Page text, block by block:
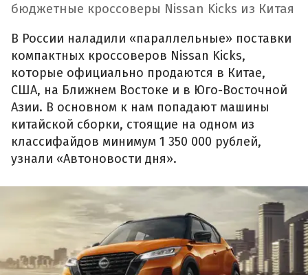
бюджетные кроссоверы Nissan Kicks из Китая
В России наладили «параллельные» поставки
компактных кроссоверов Nissan Kicks,
которые официально продаются в Китае,
США, на Ближнем Востоке и в Юго-Восточной
Азии. В основном к нам попадают машины
китайской сборки, стоящие на одном из
классифайдов минимум 1 350 000 рублей,
узнали «Автоновости дня».